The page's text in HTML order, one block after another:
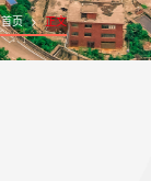
首页 > 正文